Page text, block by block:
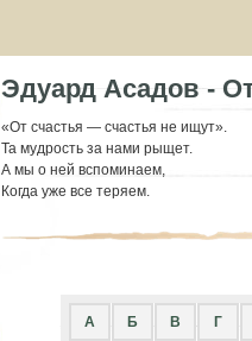
Эдуард Асадов -
«От счастья — счастья не ищут».
Та мудрость за нами рыщет.
А мы о ней вспоминаем,
Когда уже все теряем.
A Б В Г